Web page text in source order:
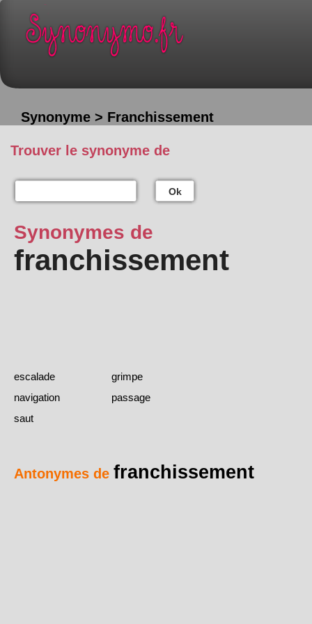
Synonyme > Franchissement
Trouver le synonyme de
Ok
Synonymes de
franchissement
escalade
grimpe
navigation
passage
saut
Antonymes de franchissement